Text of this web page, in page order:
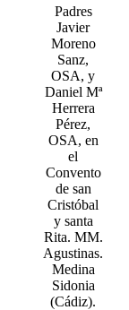
Padres
Javier
Moreno
Sanz,
OSA, y
Daniel Mª
Herrera
Pérez,
OSA, en
el
Convento
de san
Cristóbal
y santa
Rita. MM.
Agustinas.
Medina
Sidonia
(Cádiz).